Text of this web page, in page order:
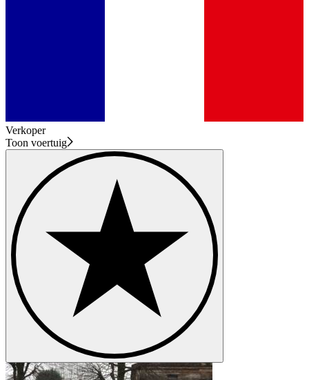
Verkoper
Toon voertuig